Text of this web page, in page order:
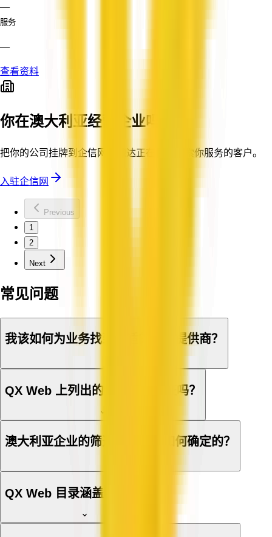
—
服务
—
查看资料
你在澳大利亚经营企业吗？
把你的公司挂牌到企信网，触达正在主动搜索你服务的客户。
入驻企信网
Previous
1
2
Next
常见问题
我该如何为业务找到合适的服务提供商？
QX Web 上列出的企业经过认证吗？
澳大利亚企业的筛选与地点是如何确定的？
QX Web 目录涵盖哪些行业？